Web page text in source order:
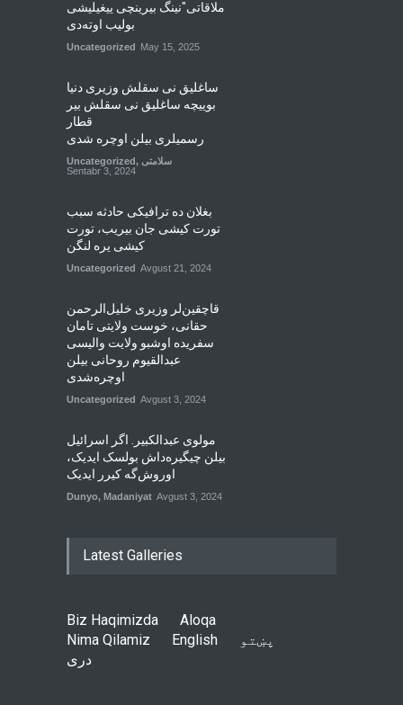
ملاقاتی"نینگ بیرینچی ییغیلیشی
بولیب اوته‌دی
Uncategorized May 15, 2025
ساغلیق نی سقلش وزیری دنیا
بوییچه ساغلیق نی سقلش بیر
قطار
رسمیلری بیلن اوچره شدی
Uncategorized, سلامتی
Sentabr 3, 2024
بغلان ده ترافیکی حادثه سبب
تورت کیشی جان بیریب، تورت
کیشی یره لنگن
Uncategorized Avgust 21, 2024
قاچقین‌لر وزیری خلیل‌الرحمن
حقانی، خوست ولایتی تامان
سفریده اوشبو ولایت والیسی
عبدالقیوم روحانی بیلن
اوچره‌شدی
Uncategorized Avgust 3, 2024
مولوی عبدالکبیر. اگر اسرائیل
بیلن چیگیره‌داش بولسک ایدیک‌‌،
اوروش‌گه کیرر ایدیک
Dunyo, Madaniyat Avgust 3, 2024
Latest Galleries
Biz Haqimizda
Aloqa
Nima Qilamiz
English
پښتو
دری